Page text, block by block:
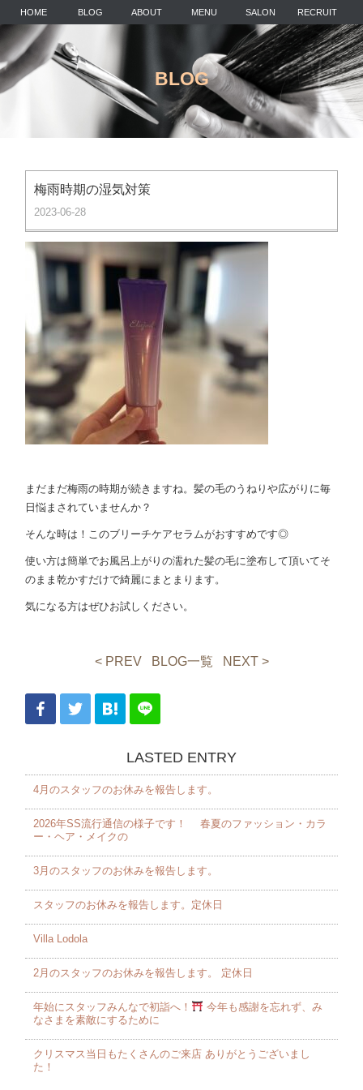
HOME BLOG ABOUT MENU SALON RECRUIT
BLOG
梅雨時期の湿気対策
2023-06-28
まだまだ梅雨の時期が続きますね。髪の毛のうねりや広がりに毎
日悩まされていませんか？
そんな時は！このブリーチケアセラムがおすすめです◎
使い方は簡単でお風呂上がりの濡れた髪の毛に塗布して頂いてそ
のまま乾かすだけで綺麗にまとまります。
気になる方はぜひお試しください。
< PREV BLOG一覧 NEXT >
LASTED ENTRY
4月のスタッフのお休みを報告します。 ⁡
2026年SS流行通信の様子です！ 春夏のファッション・カラ
ー・ヘア・メイクの
3月のスタッフのお休みを報告します。 ⁡
スタッフのお休みを報告します。定休日
Villa Lodola
2月のスタッフのお休みを報告します。 定休日
年始にスタッフみんなで初詣へ！
今年も感謝を忘れず、み
なさまを素敵にするために
クリスマス当日もたくさんのご来店 ありがとうございまし
た！️